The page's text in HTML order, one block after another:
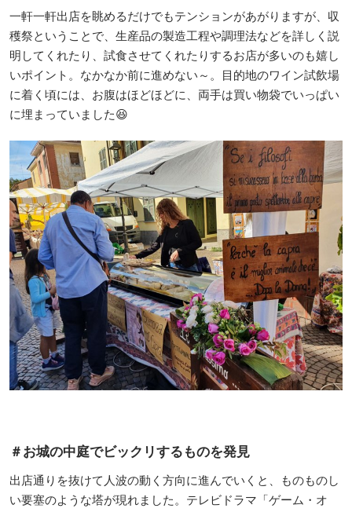
一軒一軒出店を眺めるだけでもテンションがあがりますが、収
穫祭ということで、生産品の製造工程や調理法などを詳しく説
明してくれたり、試食させてくれたりするお店が多いのも嬉し
いポイント。なかなか前に進めない～。目的地のワイン試飲場
に着く頃には、お腹はほどほどに、両手は買い物袋でいっぱい
に埋まっていました😆
＃お城の中庭でビックリするものを発見
出店通りを抜けて人波の動く方向に進んでいくと、ものものし
い要塞のような塔が現れました。テレビドラマ「ゲーム・オ